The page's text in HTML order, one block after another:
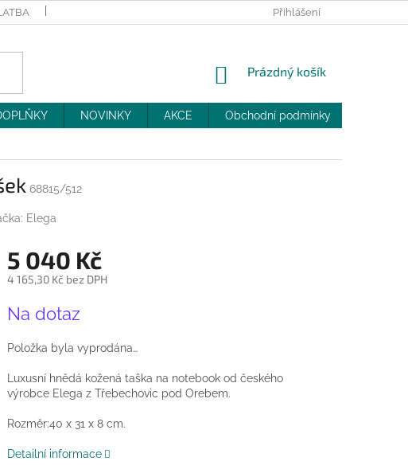
MOJE OBJEDNÁVKA
Přihlášení
NÁKUPNÍ
Prázdný košík
NOVINKY AKCE Obchodní podmínky
68815/512
Elega
5 040 Kč
4 165,30 Kč bez DPH
cena:
Na dotaz
Položka byla vyprodána…
Luxusní hnědá kožená taška na notebook od českého
výrobce Elega z Třebechovic pod Orebem.
Rozměr:40 x 31 x 8 cm.
Detailní informace